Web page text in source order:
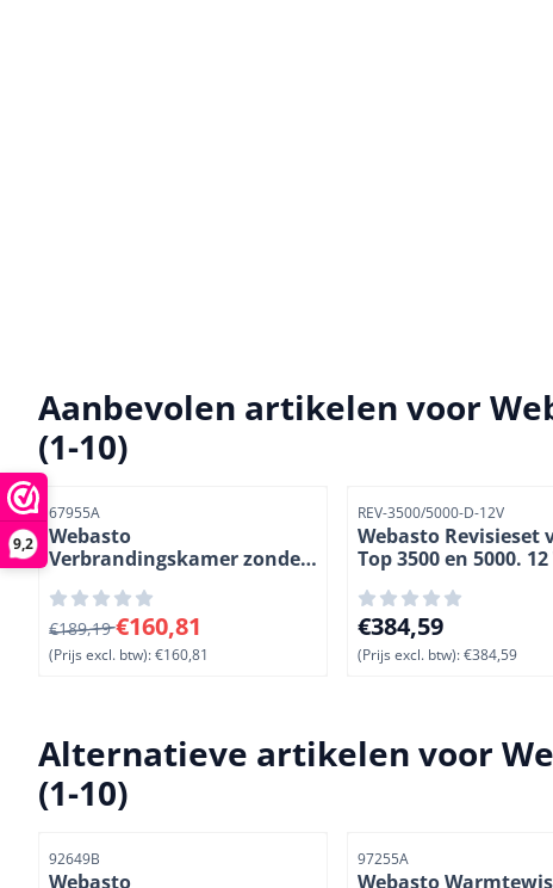
9,2
Aanbevolen artikelen voor
(1-10)
Artikelnummer
67955A
Webasto
Verbrandingskamer zonder
en 5000 kachels. Diesel. (2-
11)
Van 189,19 voor 160,81, exclusief btw: 160,81
€189,19€160,81
(Prijs excl. btw):€160,81
Artikelnummer
REV-3500/5000-D-12V
Webasto Revisieset
Top 3500 en 5000.
Prijs: 384,59, exclusief
€384,59
(Prijs excl. btw):€384,59
Alternatieve artikelen voor
(1-10)
Artikelnummer
92649B
Webasto
Artikelnummer
97255A
Webasto